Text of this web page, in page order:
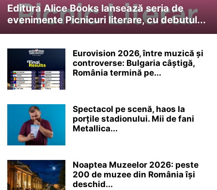
Editura Alice Books lansează seria de
evenimente Picnicuri literare, cu debutul...
Eurovision 2026, între muzică și
controverse: Bulgaria câștigă,
România termină pe...
Spectacol pe scenă, haos la
porțile stadionului. Mii de fani
Metallica...
Noaptea Muzeelor 2026: peste
200 de muzee din România își
deschid...